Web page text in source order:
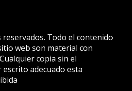
Todo el contenido
web son material con
copia sin el
adecuado esta